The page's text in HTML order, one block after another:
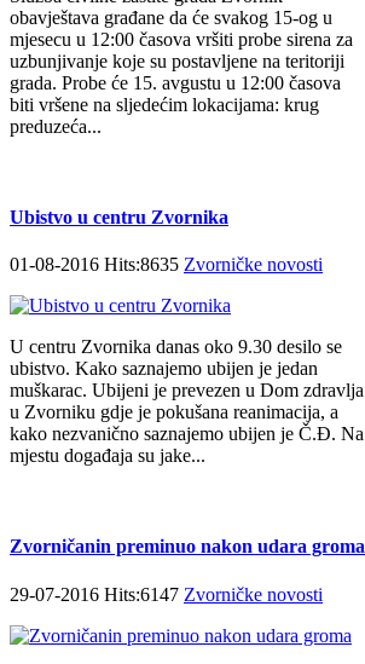
obavještava građane da će svakog 15-og u
mjesecu u 12:00 časova vršiti probe sirena za
uzbunjivanje koje su postavljene na teritoriji
grada. Probe će 15. avgustu u 12:00 časova
biti vršene na sljedećim lokacijama: krug
preduzeća...
Ubistvo u centru Zvornika
01-08-2016 Hits:8635 Zvorničke novosti
U centru Zvornika danas oko 9.30 desilo se
ubistvo. Kako saznajemo ubijen je jedan
muškarac. Ubijeni je prevezen u Dom zdravlja
u Zvorniku gdje je pokušana reanimacija, a
kako nezvanično saznajemo ubijen je Č.Đ. Na
mjestu događaja su jake...
Zvorničanin preminuo nakon udara groma
29-07-2016 Hits:6147 Zvorničke novosti